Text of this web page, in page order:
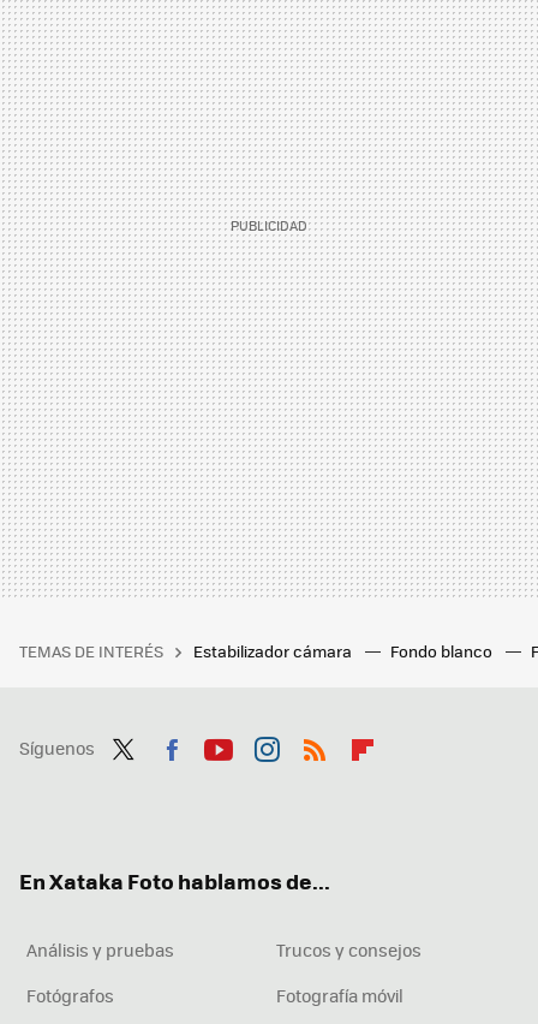
TEMAS DE INTERÉS Estabilizador cámara Fondo blanco
Síguenos
En Xataka Foto hablamos de...
Análisis y pruebas
Trucos y consejos
Fotógrafos
Fotografía móvil